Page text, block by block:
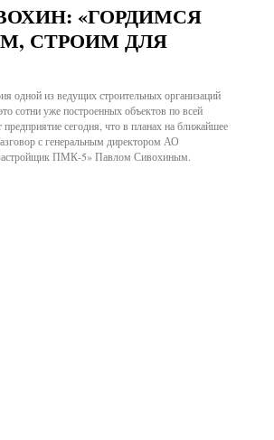
«ГОРДИМСЯ
СТРОИМ ДЛЯ
одной из ведущих строительных организаций
сотни уже построенных объектов по всей
сегодня, что в планах на ближайшее
с генеральным директором АО
ПМК-5» Павлом Сивохиным.